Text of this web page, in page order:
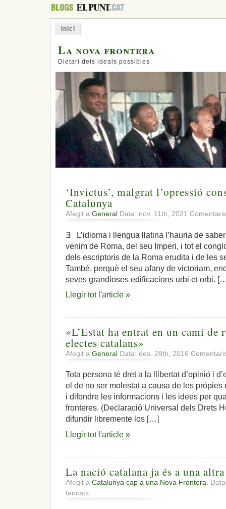
Inici
La nova frontera
Dietari dels ideals possibles
‘Invictus’, malgrat l’opressió
Catalunya
Afegit a General Data: nov. 11th, 2021
∃ L’idioma i llengua llatina l’hauria de
venim de Roma, del seu Imperi, i tot el
dels escriptoris de la Roma erudita i de les
També, perquè el seu afany de victoriam,
seves grandioses edificacions urbi et orbi.
Llegir tot l'article »
«L’Estat ha entrat en un camí de
electes catalans»
Afegit a General Data: des. 28th, 2016
Tota persona té dret a la llibertat d’opinió i
el de no ser molestat a causa de les própies
i difondre les informacions i les idees per
fronteres. (Declaració Universal dels Drets
difundir libremente los […]
Llegir tot l'article »
La nació catalana ja és a una
Afegit a Catalunya cap a una Nova Frontera.
tancats
La